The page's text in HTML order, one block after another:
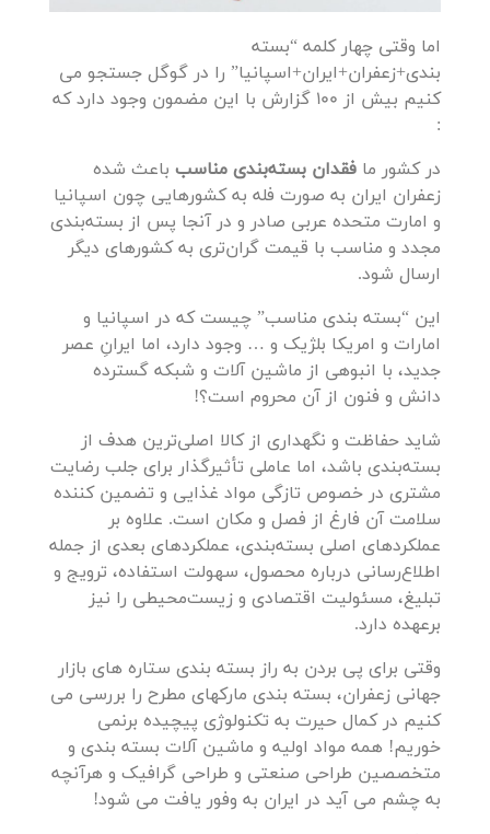
اما وقتی چهار کلمه “بسته
بندی+زعفران+ایران+اسپانیا” را در گوگل جستجو می
کنیم بیش از 100 گزارش با این مضمون وجود دارد که
:
در کشور ما فقدان بسته‌بندی مناسب باعث شده
زعفران ایران به صورت فله به کشورهایی چون اسپانیا
و امارت متحده عربی صادر و در آنجا پس از بسته‌بندی
مجدد و مناسب با قیمت گران‌‌تری به کشورهای دیگر
ارسال شود.
این “بسته بندی مناسب” چیست که در اسپانیا و
امارات و امریکا بلژیک و … وجود دارد، اما ایرانِ عصر
جدید، با انبوهی از ماشین آلات و شبکه گسترده
دانش و فنون از آن محروم است؟!
شاید حفاظت و نگهداری از کالا اصلی‌ترین هدف از
بسته‌بندی باشد، اما عاملی تأثیرگذار برای جلب رضایت
مشتری در ‌خصوص تازگی مواد غذایی و تضمین کننده
سلامت آن فارغ از فصل و مکان است. علاوه بر
عملکردهای اصلی بسته‌بندی، عملکردهای بعدی از جمله
اطلاع‌رسانی درباره محصول، سهولت استفاده، ترویج و
تبلیغ، مسئولیت اقتصادی و زیست‌محیطی را نیز
برعهده دارد.
وقتی برای پی بردن به راز بسته بندی ستاره های بازار
جهانی زعفران، بسته بندی مارکهای مطرح را بررسی می
کنیم در کمال حیرت به تکنولوژی پیچیده برنمی
خوریم! همه مواد اولیه و ماشین آلات بسته بندی و
متخصصین طراحی صنعتی و طراحی گرافیک و هرآنچه
به چشم می آید در ایران به وفور یافت می شود!